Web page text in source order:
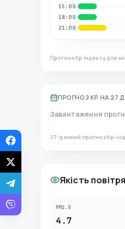
15:00
18:00
21:00
Прогноз Kp індексу для
ПРОГНОЗ KP НА 27
Завантаження
27-денний прогноз Kp-
Якість повітря
PM2.5
4.7